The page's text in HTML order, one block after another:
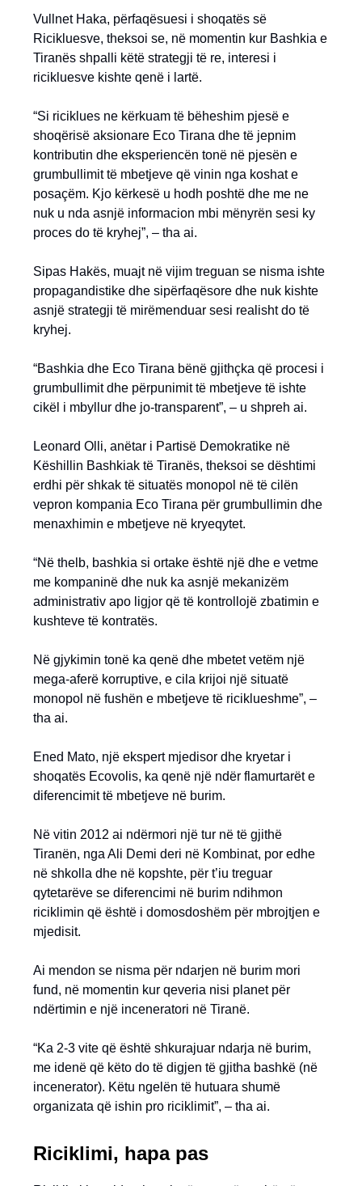
Vullnet Haka, përfaqësuesi i shoqatës së
Ricikluesve, theksoi se, në momentin kur Bashkia e
Tiranës shpalli këtë strategji të re, interesi i
ricikluesve kishte qenë i lartë.
“Si riciklues ne kërkuam të bëheshim pjesë e
shoqërisë aksionare Eco Tirana dhe të jepnim
kontributin dhe eksperiencën tonë në pjesën e
grumbullimit të mbetjeve që vinin nga koshat e
posaçëm. Kjo kërkesë u hodh poshtë dhe me ne
nuk u nda asnjë informacion mbi mënyrën sesi ky
proces do të kryhej”, – tha ai.
Sipas Hakës, muajt në vijim treguan se nisma ishte
propagandistike dhe sipërfaqësore dhe nuk kishte
asnjë strategji të mirëmenduar sesi realisht do të
kryhej.
“Bashkia dhe Eco Tirana bënë gjithçka që procesi i
grumbullimit dhe përpunimit të mbetjeve të ishte
cikël i mbyllur dhe jo-transparent”, – u shpreh ai.
Leonard Olli, anëtar i Partisë Demokratike në
Këshillin Bashkiak të Tiranës, theksoi se dështimi
erdhi për shkak të situatës monopol në të cilën
vepron kompania Eco Tirana për grumbullimin dhe
menaxhimin e mbetjeve në kryeqytet.
“Në thelb, bashkia si ortake është një dhe e vetme
me kompaninë dhe nuk ka asnjë mekanizëm
administrativ apo ligjor që të kontrollojë zbatimin e
kushteve të kontratës.
Në gjykimin tonë ka qenë dhe mbetet vetëm një
mega-aferë korruptive, e cila krijoi një situatë
monopol në fushën e mbetjeve të riciklueshme”, –
tha ai.
Ened Mato, një ekspert mjedisor dhe kryetar i
shoqatës Ecovolis, ka qenë një ndër flamurtarët e
diferencimit të mbetjeve në burim.
Në vitin 2012 ai ndërmori një tur në të gjithë
Tiranën, nga Ali Demi deri në Kombinat, por edhe
në shkolla dhe në kopshte, për t’iu treguar
qytetarëve se diferencimi në burim ndihmon
riciklimin që është i domosdoshëm për mbrojtjen e
mjedisit.
Ai mendon se nisma për ndarjen në burim mori
fund, në momentin kur qeveria nisi planet për
ndërtimin e një inceneratori në Tiranë.
“Ka 2-3 vite që është shkurajuar ndarja në burim,
me idenë që këto do të digjen të gjitha bashkë (në
incenerator). Këtu ngelën të hutuara shumë
organizata që ishin pro riciklimit”, – tha ai.
Riciklimi, hapa pas